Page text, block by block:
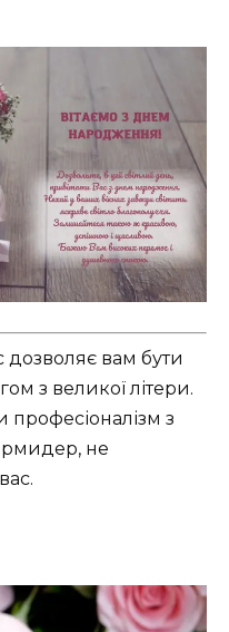
дозволяє вам бути
з великої літери.
професіоналізм з
не